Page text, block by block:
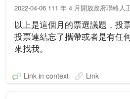
2022-04-06 111 年 4 月開放政府聯絡人
以上是這個月的票選議題，投
投票連結忘了攜帶或者是有任
來找我。
Link in context Link